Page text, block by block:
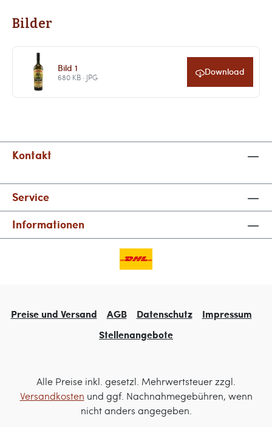
Bilder
Bild 1
680 KB · JPG Download
Kontakt
Service
Informationen
Preise und Versand AGB Datenschutz
Impressum
Stellenangebote
Alle Preise inkl. gesetzl. Mehrwertsteuer zzgl.
Versandkosten und ggf. Nachnahmegebühren, wenn
nicht anders angegeben.